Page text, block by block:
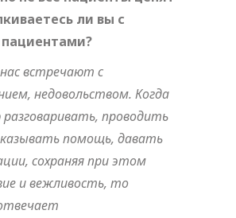
ли вы с
встречают с
недовольством. Когда
проводить
помощь, давать
сохраняя при этом
и вежливость, то